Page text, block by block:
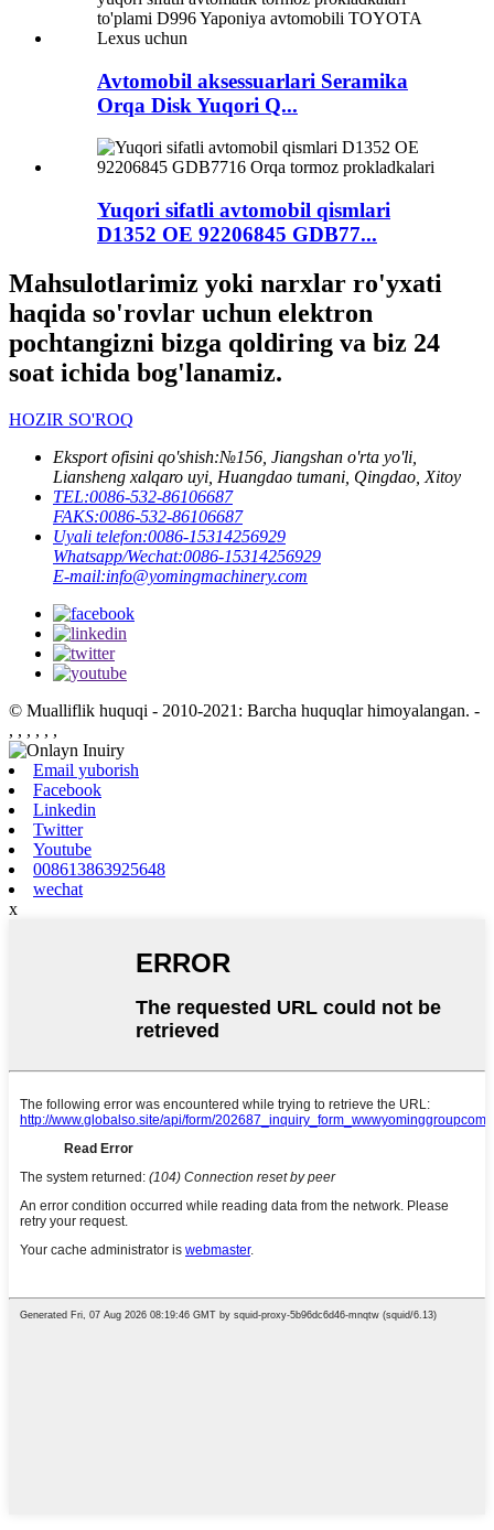
Avtomobil aksessuarlari Seramika
Orqa Disk Yuqori Q...
Yuqori sifatli avtomobil qismlari
D1352 OE 92206845 GDB77...
Mahsulotlarimiz yoki narxlar ro'yxati
haqida so'rovlar uchun elektron
pochtangizni bizga qoldiring va biz 24
soat ichida bog'lanamiz.
HOZIR SO'ROQ
Eksport ofisini qo'shish:№156, Jiangshan o'rta yo'li,
Liansheng xalqaro uyi, Huangdao tumani, Qingdao, Xitoy
TEL:0086-532-86106687
FAKS:0086-532-86106687
Uyali telefon:0086-15314256929
Whatsapp/Wechat:0086-15314256929
E-mail:info@yomingmachinery.com
© Mualliflik huquqi - 2010-2021: Barcha huquqlar himoyalangan. -
, , , , , ,
Email yuborish
Facebook
Linkedin
Twitter
Youtube
008613863925648
wechat
x